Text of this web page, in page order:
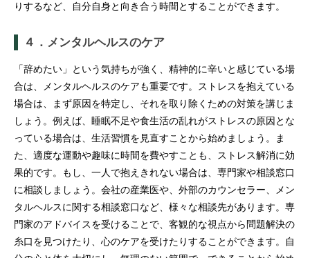
りするなど、自分自身と向き合う時間とすることができます。
４．メンタルヘルスのケア
「辞めたい」という気持ちが強く、精神的に辛いと感じている場
合は、メンタルヘルスのケアも重要です。ストレスを抱えている
場合は、まず原因を特定し、それを取り除くための対策を講じま
しょう。例えば、睡眠不足や食生活の乱れがストレスの原因とな
っている場合は、生活習慣を見直すことから始めましょう。ま
た、適度な運動や趣味に時間を費やすことも、ストレス解消に効
果的です。もし、一人で抱えきれない場合は、専門家や相談窓口
に相談しましょう。会社の産業医や、外部のカウンセラー、メン
タルヘルスに関する相談窓口など、様々な相談先があります。専
門家のアドバイスを受けることで、客観的な視点から問題解決の
糸口を見つけたり、心のケアを受けたりすることができます。自